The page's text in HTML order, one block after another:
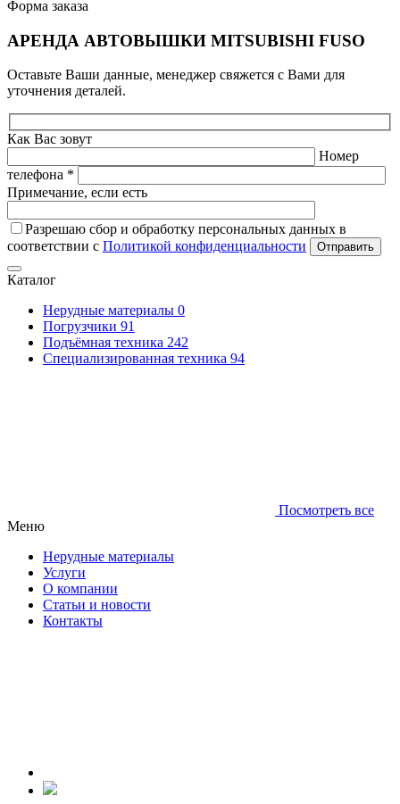
Форма заказа
АРЕНДА АВТОВЫШКИ MITSUBISHI FUSO
Оставьте Ваши данные, менеджер свяжется с Вами для
уточнения деталей.
Как Вас зовут
Номер
телефона *
Примечание, если есть
Разрешаю сбор и обработку персональных данных в
соответствии с Политикой конфиденциальности Отправить
Каталог
Нерудные материалы 0
Погрузчики 91
Подъёмная техника 242
Специализированная техника 94
Посмотреть все
Меню
Нерудные материалы
Услуги
О компании
Статьи и новости
Контакты